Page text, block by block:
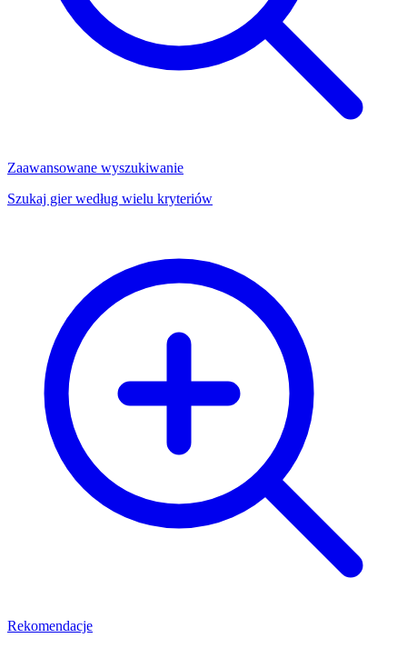
Zaawansowane wyszukiwanie
Szukaj gier według wielu kryteriów
Rekomendacje